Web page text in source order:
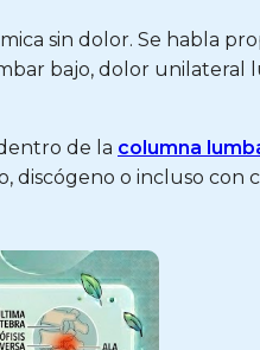
sin dolor. Se habla
bajo, dolor unilateral
de la columna
discógeno o incluso con